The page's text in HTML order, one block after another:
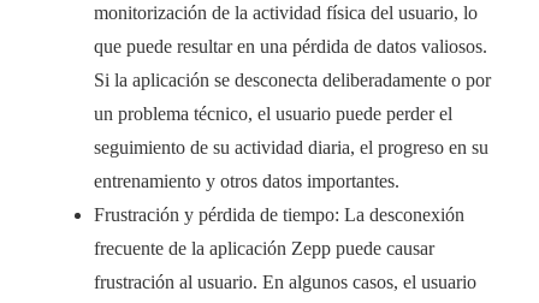
monitorización de la actividad física del usuario, lo
que puede resultar en una pérdida de datos valiosos.
Si la aplicación se desconecta deliberadamente o por
un problema técnico, el usuario puede perder el
seguimiento de su actividad diaria, el progreso en su
entrenamiento y otros datos importantes.
Frustración y pérdida de tiempo: La desconexión
frecuente de la aplicación Zepp puede causar
frustración al usuario. En algunos casos, el usuario